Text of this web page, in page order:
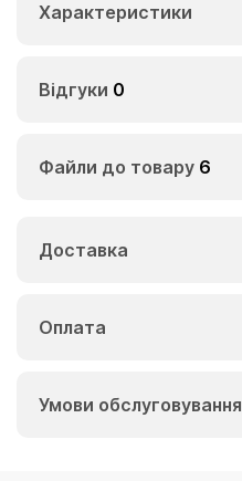
Характеристики
Відгуки 0
Файли до товару 6
Доставка
Оплата
Умови обслуговування